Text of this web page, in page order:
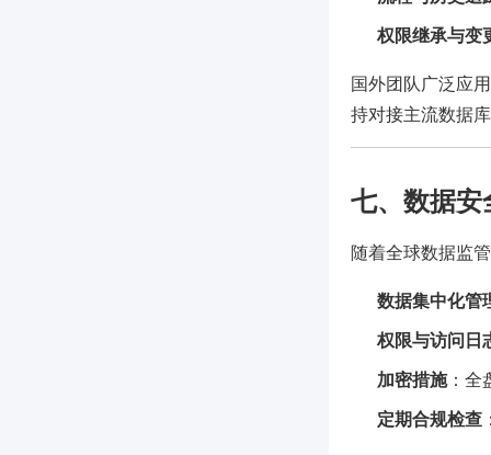
权限继承与变
国外团队广泛应
持对接主流数据
七、数据安
随着全球数据监
数据集中化管
权限与访问日
加密措施：全
定期合规检查